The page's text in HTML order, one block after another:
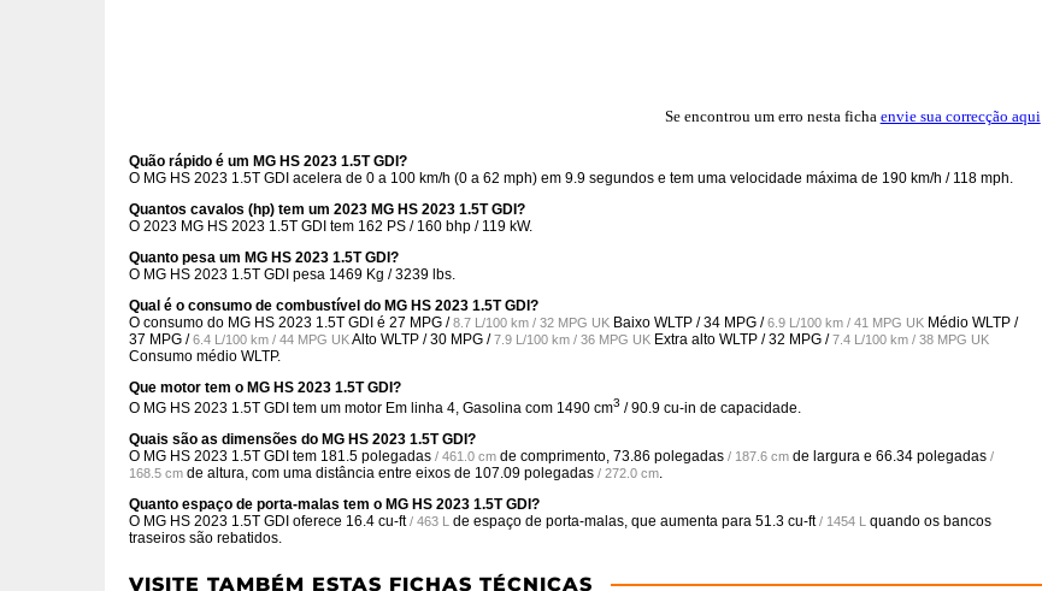
Se encontrou um erro nesta ficha envie sua correcção aqui
Quão rápido é um MG HS 2023 1.5T GDI?
O MG HS 2023 1.5T GDI acelera de 0 a 100 km/h (0 a 62 mph) em 9.9 segundos e tem uma velocidade máxima de 190 km/h / 118 mph.
Quantos cavalos (hp) tem um 2023 MG HS 2023 1.5T GDI?
O 2023 MG HS 2023 1.5T GDI tem 162 PS / 160 bhp / 119 kW.
Quanto pesa um MG HS 2023 1.5T GDI?
O MG HS 2023 1.5T GDI pesa 1469 Kg / 3239 lbs.
Qual é o consumo de combustível do MG HS 2023 1.5T GDI?
O consumo do MG HS 2023 1.5T GDI é 27 MPG /8.7 L/100 km / 32 MPG UK Baixo WLTP /34 MPG /6.9 L/100 km / 41 MPG UK Médio WLTP /
37 MPG /6.4 L/100 km / 44 MPG UKAlto WLTP /30 MPG /7.9 L/100 km / 36 MPG UK Extra alto WLTP /32 MPG /7.4 L/100 km / 38 MPG UK
Consumo médio WLTP.
Que motor tem o MG HS 2023 1.5T GDI?
O MG HS 2023 1.5T GDI tem um motor Em linha 4, Gasolina com 1490 cm3 / 90.9 cu-in de capacidade.
Quais são as dimensões do MG HS 2023 1.5T GDI?
O MG HS 2023 1.5T GDI tem 181.5 polegadas / 461.0 cm de comprimento, 73.86 polegadas / 187.6 cm de largura e 66.34 polegadas /
168.5 cm de altura, com uma distância entre eixos de 107.09 polegadas / 272.0 cm.
Quanto espaço de porta-malas tem o MG HS 2023 1.5T GDI?
O MG HS 2023 1.5T GDI oferece 16.4 cu-ft / 463 L de espaço de porta-malas, que aumenta para 51.3 cu-ft / 1454 L quando os bancos
traseiros são rebatidos.
VISITE TAMBÉM ESTAS FICHAS TÉCNICAS